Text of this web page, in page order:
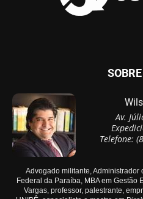
Av.
Telefone:
Advogado militante,
Federal da Paraíba, MBA em
Vargas, professor, palestrante,